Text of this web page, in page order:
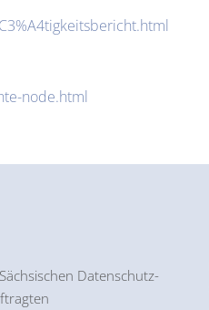
node.html
Datenschutz-